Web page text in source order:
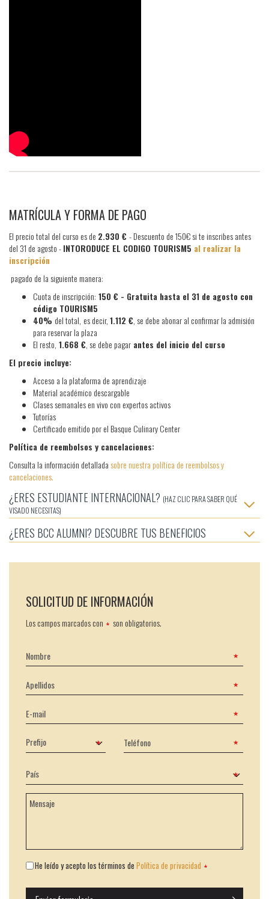
MATRÍCULA Y FORMA DE PAGO
El precio total del curso es de 2.930 € - Descuento de 150€ si te inscribes antes
del 31 de agosto -INTORODUCE EL CODIGO TOURISM5 al realizar la
inscripción
pagado de la siguiente manera:
Cuota de inscripción: 150 € - Gratuita hasta el 31 de agosto con
código TOURISM5
40% del total, es decir,1.112 €, se debe abonar al confirmar la admisión
para reservar la plaza
El resto, 1.668 €, se debe pagar antes del inicio del curso
El precio incluye:
Acceso a la plataforma de aprendizaje
Material académico descargable
Clases semanales en vivo con expertos activos
Tutorías
Certificado emitido por el Basque Culinary Center
Política de reembolsos y cancelaciones:
Consulta la información detallada sobre nuestra política de reembolsos y
cancelaciones.
¿ERES ESTUDIANTE INTERNACIONAL? (HAZ CLIC PARA SABER QUÉ
VISADO NECESITAS)
¿ERES BCC ALUMNI? DESCUBRE TUS BENEFICIOS
SOLICITUD DE INFORMACIÓN
Los campos marcados con son obligatorios.
He leído y acepto los términos de Política de privacidad